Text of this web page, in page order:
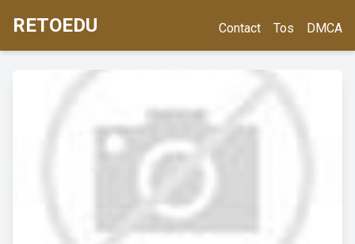
RETOEDU Contact Tos DMCA